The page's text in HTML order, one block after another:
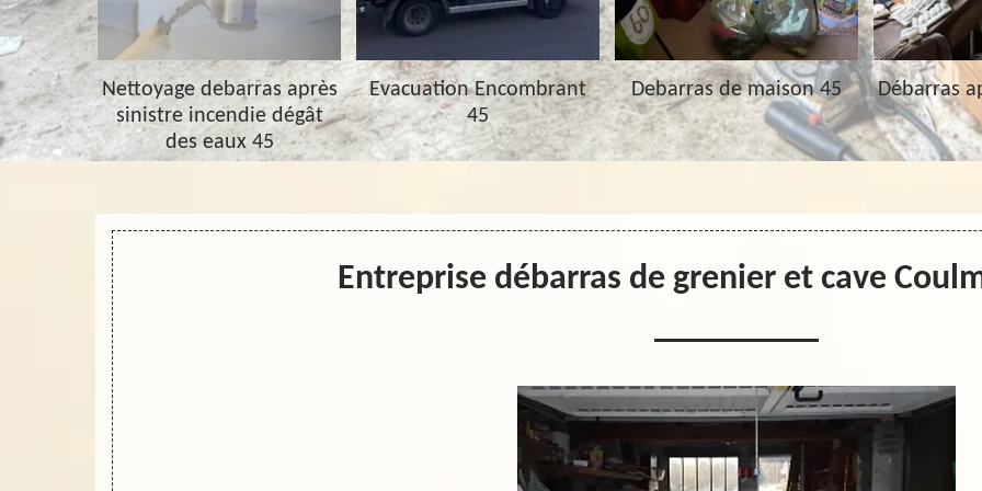
45
Nettoyage debarras après
sinistre incendie dégât
des eaux 45
Evacuation Encombrant
45
Debarras de maison 45 Débarras
Entreprise débarras de grenier et cave